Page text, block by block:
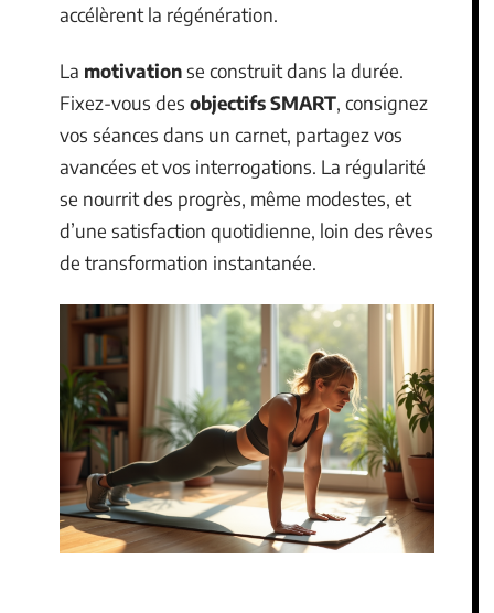
accélèrent la régénération.
La motivationse construit dans la durée.
Fixez-vous des objectifs SMART, consignez
vos séances dans un carnet, partagez vos
avancées et vos interrogations. La régularité
se nourrit des progrès, même modestes, et
d’une satisfaction quotidienne, loin des rêves
de transformation instantanée.